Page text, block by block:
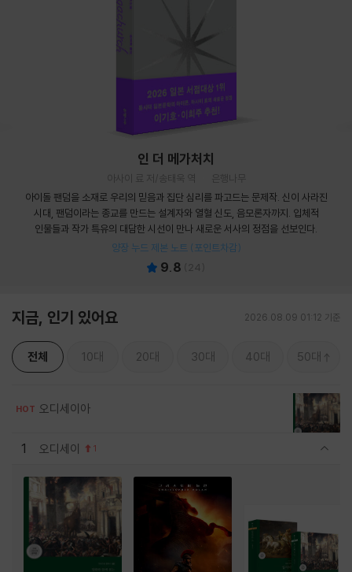
인 더 메가처치
아사이 료 저/송태욱 역
은행나무
아이돌 팬덤을 소재로 우리의 믿음과 집단 심리를 파고드는 문제작. 신이 사라진
시대, 팬덤이라는 종교를 만드는 설계자와 열혈 신도, 음모론자까지. 입체적
인물들과 작가 특유의 대담한 시선이 만나 새로운 서사의 정점을 선보인다.
양장 누드 제본 노트 (포인트차감)
9.8 24
지금, 인기 있어요 2026.08.09 01:12 기준
전체 10대 20대 30대 40대 50대
HOT 오디세이아
1 오디세이 1